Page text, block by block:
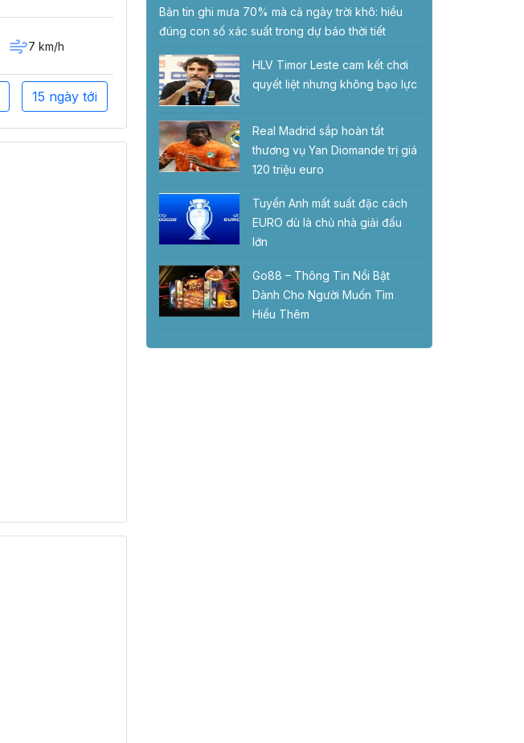
7 km/h
15 ngày tới
Bản tin ghi mưa 70% mà cả ngày trời khô: hiểu
đúng con số xác suất trong dự báo thời tiết
HLV Timor Leste cam kết chơi
quyết liệt nhưng không bạo lực
Real Madrid sắp hoàn tất
thương vụ Yan Diomande trị giá
120 triệu euro
Tuyển Anh mất suất đặc cách
EURO dù là chủ nhà giải đấu
lớn
Go88 – Thông Tin Nổi Bật
Dành Cho Người Muốn Tìm
Hiểu Thêm